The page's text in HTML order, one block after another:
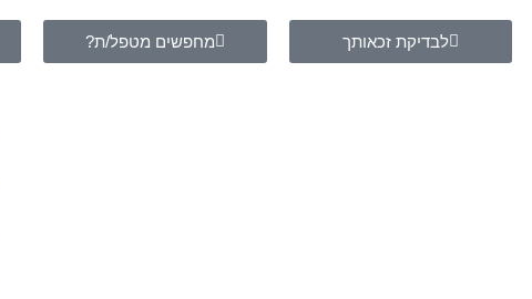
לבדיקת זכאותך מחפשים מטפל/ת?